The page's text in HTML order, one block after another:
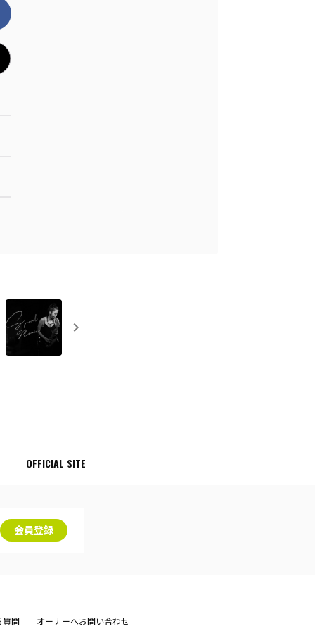
OFFICIAL SITE
会員登録
質問 オーナーへお問い合わせ